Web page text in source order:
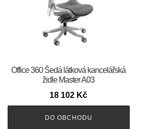
Office 360 Šedá látková kancelářská
židle Master A03
18 102 Kč
DO OBCHODU